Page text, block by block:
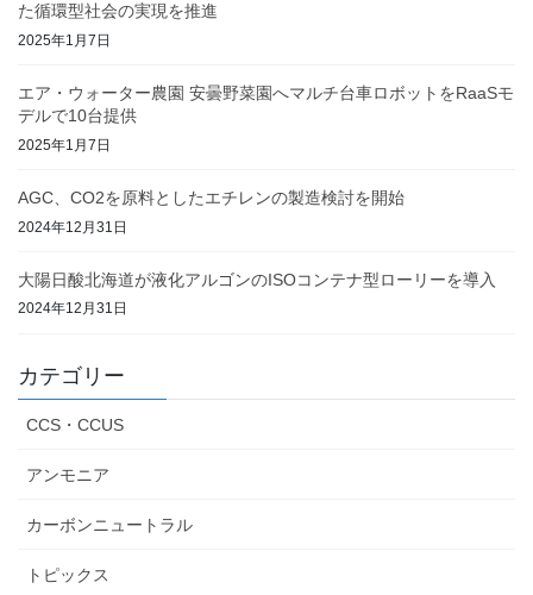
た循環型社会の実現を推進
2025年1月7日
エア・ウォーター農園 安曇野菜園へマルチ台車ロボットをRaaSモ
デルで10台提供
2025年1月7日
AGC、CO2を原料としたエチレンの製造検討を開始
2024年12月31日
大陽日酸北海道が液化アルゴンのISOコンテナ型ローリーを導入
2024年12月31日
カテゴリー
CCS・CCUS
アンモニア
カーボンニュートラル
トピックス